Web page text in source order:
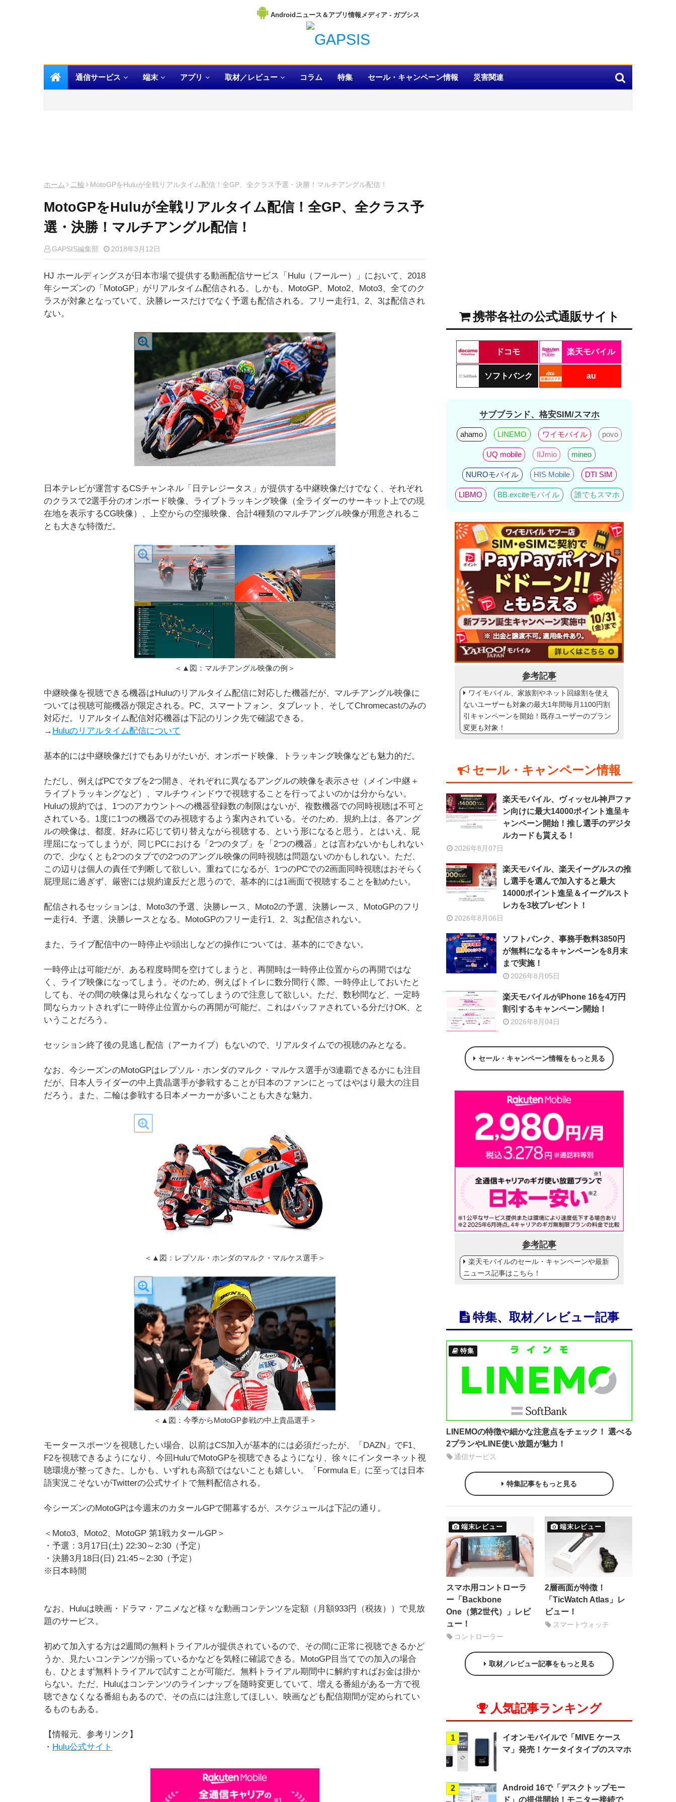
Androidニュース＆アプリ情報メディア
通信サービス 端末 アプリ 取材／レビュー コラム 特集 セール・キャンペーン情報 災害関連
ホーム 二輪 MotoGPをHuluが全戦リアルタイム配信！全GP、全クラス予選・決勝！マルチアングル配信！
MotoGPをHuluが全戦リアルタイム配信！全GP、全クラス予
選・決勝！マルチアングル配信！
GAPSIS編集部 2018年3月12日
HJ ホールディングスが日本市場で提供する動画配信サービス「Hulu（フールー）」において、2018
年シーズンの「MotoGP」がリアルタイム配信される。しかも、MotoGP、Moto2、Moto3、全てのク
ラスが対象となっていて、決勝レースだけでなく予選も配信される。フリー走行1、2、3は配信され
ない。
日本テレビが運営するCSチャンネル「日テレジータス」が提供する中継映像だけでなく、それぞれ
のクラスで2選手分のオンボード映像、ライブトラッキング映像（全ライダーのサーキット上での現
在地を表示するCG映像）、上空からの空撮映像、合計4種類のマルチアングル映像が用意されるこ
とも大きな特徴だ。
＜▲図：マルチアングル映像の例＞
中継映像を視聴できる機器はHuluのリアルタイム配信に対応した機器だが、マルチアングル映像に
ついては視聴可能機器が限定される。PC、スマートフォン、タブレット、そしてChromecastのみの
対応だ。リアルタイム配信対応機器は下記のリンク先で確認できる。
→ Huluのリアルタイム配信について
基本的には中継映像だけでもありがたいが、オンボード映像、トラッキング映像なども魅力的だ。
ただし、例えばPCでタブを2つ開き、それぞれに異なるアングルの映像を表示させ（メイン中継＋
ライブトラッキングなど）、マルチウィンドウで視聴することを行ってよいのかは分からない。
Huluの規約では、1つのアカウントへの機器登録数の制限はないが、複数機器での同時視聴は不可と
されている。1度に1つの機器でのみ視聴するよう案内されている。そのため、規約上は、各アング
ルの映像は、都度、好みに応じて切り替えながら視聴する、という形になると思う。とはいえ、屁
理屈になってしまうが、同じPCにおける「2つのタブ」を「2つの機器」とは言わないかもしれない
ので、少なくとも2つのタブでの2つのアングル映像の同時視聴は問題ないのかもしれない。ただ、
この辺りは個人の責任で判断して欲しい。重ねてになるが、1つのPCでの2画面同時視聴はおそらく
屁理屈に過ぎず、厳密には規約違反だと思うので、基本的には1画面で視聴することを勧めたい。
配信されるセッションは、Moto3の予選、決勝レース、Moto2の予選、決勝レース、MotoGPのフリ
ー走行4、予選、決勝レースとなる。MotoGPのフリー走行1、2、3は配信されない。
また、ライブ配信中の一時停止や頭出しなどの操作については、基本的にできない。
一時停止は可能だが、ある程度時間を空けてしまうと、再開時は一時停止位置からの再開ではな
く、ライブ映像になってしまう。そのため、例えばトイレに数分間行く際、一時停止しておいたと
しても、その間の映像は見られなくなってしまうので注意して欲しい。ただ、数秒間など、一定時
間ならカットされずに一時停止位置からの再開が可能だ。これはバッファされている分だけOK、と
いうことだろう。
セッション終了後の見逃し配信（アーカイブ）もないので、リアルタイムでの視聴のみとなる。
なお、今シーズンのMotoGPはレプソル・ホンダのマルク・マルケス選手が3連覇できるかにも注目
だが、日本人ライダーの中上貴晶選手が参戦することが日本のファンにとってはやはり最大の注目
だろう。また、二輪は参戦する日本メーカーが多いことも大きな魅力。
＜▲図：レプソル・ホンダのマルク・マルケス選手＞
＜▲図：今季からMotoGP参戦の中上貴晶選手＞
モータースポーツを視聴したい場合、以前はCS加入が基本的には必須だったが、「DAZN」でF1、
F2を視聴できるようになり、今回HuluでMotoGPを視聴できるようになり、徐々にインターネット視
聴環境が整ってきた。しかも、いずれも高額ではないことも嬉しい。「Formula E」に至っては日本
語実況こそないがTwitterの公式サイトで無料配信される。
今シーズンのMotoGPは今週末のカタールGPで開幕するが、スケジュールは下記の通り。
＜Moto3、Moto2、MotoGP 第1戦カタールGP＞
・予選：3月17日(土) 22:30～2:30（予定）
・決勝3月18日(日) 21:45～2:30（予定）
※日本時間
なお、Huluは映画・ドラマ・アニメなど様々な動画コンテンツを定額（月額933円（税抜））で見放
題のサービス。
初めて加入する方は2週間の無料トライアルが提供されているので、その間に正常に視聴できるかど
うか、見たいコンテンツが揃っているかなどを気軽に確認できる。MotoGP目当てでの加入の場合
も、ひとまず無料トライアルで試すことが可能だ。無料トライアル期間中に解約すればお金は掛か
らない。ただ、Huluはコンテンツのラインナップを随時変更していて、増える番組がある一方で視
聴できなくなる番組もあるので、その点には注意してほしい。映画なども配信期間が定められてい
るものもある。
【情報元、参考リンク】
・ Hulu公式サイト
携帯各社の公式通販サイト
ドコモ 楽天モバイル
ソフトバンク au
サブブランド、格安SIM/スマホ
ahamo LINEMO ワイモバイル povo
UQ mobile IIJmio mineo
NUROモバイル HIS Mobile DTI SIM
LIBMO BB.exciteモバイル 誰でもスマホ
参考記事
ワイモバイル、家族割やネット回線割を使え
ないユーザーも対象の最大1年間毎月1100円割
引キャンペーンを開始！既存ユーザーのプラン
変更も対象！
セール・キャンペーン情報
楽天モバイル、ヴィッセル神戸ファ
ン向けに最大14000ポイント進呈キ
ャンペーン開始！推し選手のデジタ
ルカードも貰える！
2026年8月07日
楽天モバイル、楽天イーグルスの推
し選手を選んで加入すると最大
14000ポイント進呈＆イーグルスト
レカを3枚プレゼント！
2026年8月06日
ソフトバンク、事務手数料3850円
が無料になるキャンペーンを8月末
まで実施！
2026年8月05日
楽天モバイルがiPhone 16を4万円
割引するキャンペーン開始！
2026年8月04日
セール・キャンペーン情報をもっと見る
参考記事
楽天モバイルのセール・キャンペーンや最新
ニュース記事はこちら！
特集、取材／レビュー記事
特集
LINEMOの特徴や細かな注意点をチェック！ 選べる
2プランやLINE使い放題が魅力！
通信サービス
特集記事をもっと見る
端末レビュー
スマホ用コントローラ
ー「Backbone
One（第2世代）」レビ
ュー！
コントローラー
端末レビュー
2層画面が特徴！
「TicWatch Atlas」レ
ビュー！
スマートウォッチ
取材／レビュー記事をもっと見る
人気記事ランキング
1
イオンモバイルで「MIVE ケース
マ」発売！ケータイタイプのスマホ
2
Android 16で「デスクトップモー
ド」の提供開始！モニター接続で